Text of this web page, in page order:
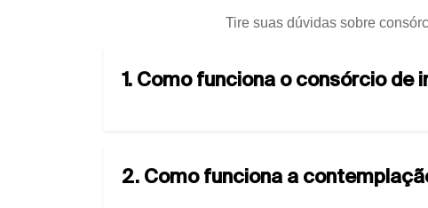
Tire suas dúvidas sobre
1. Como funciona o consórcio de
2. Como funciona a